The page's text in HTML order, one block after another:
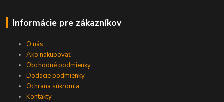
Informácie pre zákazníkov
O nás
Ako nakupovať
Obchodné podmienky
Dodacie podmienky
Ochrana súkromia
Kontakty